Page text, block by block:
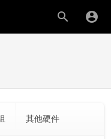
其他硬件